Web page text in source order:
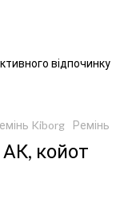
відпочинку
Kiborg Ремінь
койот